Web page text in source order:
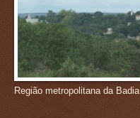
Região metropolitana da Badia